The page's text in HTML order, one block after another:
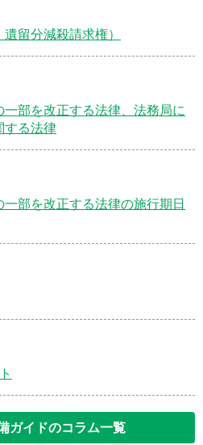
留分減殺請求権）
部を改正する法律、法務局に
する法律
部を改正する法律の施行期日
ガイドのコラム一覧